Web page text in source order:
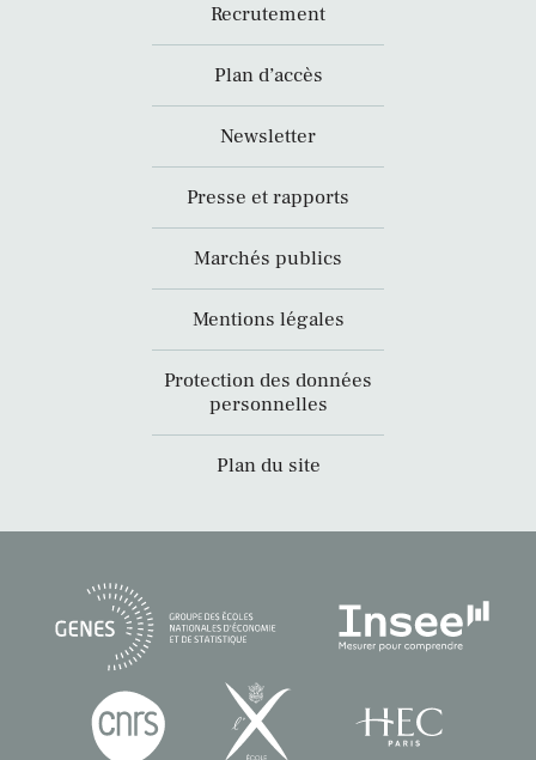
Recrutement
Plan d’accès
Newsletter
Presse et rapports
Marchés publics
Mentions légales
Protection des données
personnelles
Plan du site